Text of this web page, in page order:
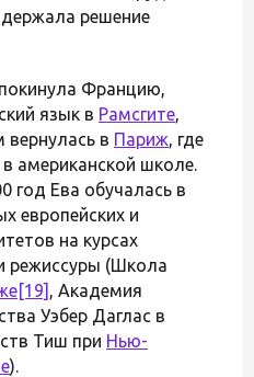
решение
Францию,
язык в Рамсгите,
вернулась в Париж, где
американской школе.
год Ева обучалась в
европейских и
на курсах
режиссуры (Школа
[19] , Академия
Уэбер Даглас в
Тиш при Нью-
).